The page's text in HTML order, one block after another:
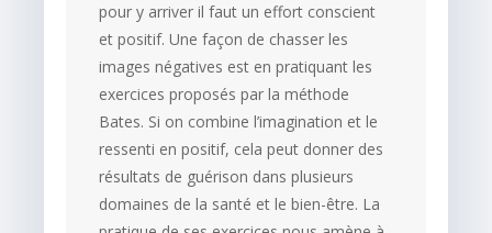
pour y arriver il faut un effort conscient
et positif. Une façon de chasser les
images négatives est en pratiquant les
exercices proposés par la méthode
Bates. Si on combine l’imagination et le
ressenti en positif, cela peut donner des
résultats de guérison dans plusieurs
domaines de la santé et le bien-être. La